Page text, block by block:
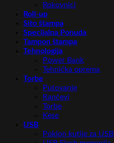
Rokovnici
Roll-up
Sito štampa
Specijalna Ponuda
Tampon štampa
Tehnologija
Power Bank
Tehnička oprema
Torbe
Putovanje
Rančevi
Torbe
Kese
USB
Poklon kutije za USB